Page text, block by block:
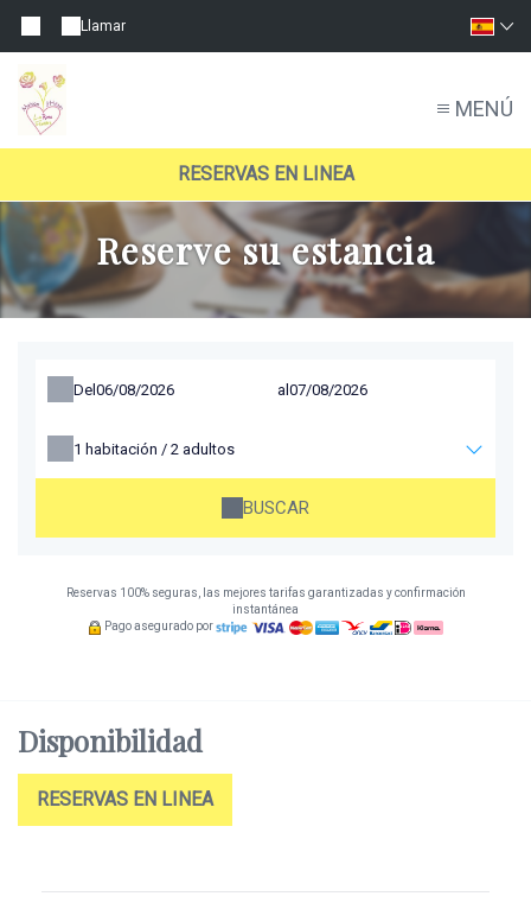
Llamar
MENÚ
RESERVAS EN LINEA
Reserve su estancia
Del al
1 habitación / 2 adultos
BUSCAR
Reservas 100% seguras, las mejores tarifas garantizadas y confirmación
instantánea
Pago asegurado por
Disponibilidad
RESERVAS EN LINEA